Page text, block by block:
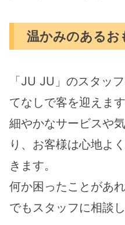
温かみのあるお
「JU JU」のスタッ
てなしで客を迎えます
細やかなサービスや
り、お客様は心地よ
きます。
何か困ったことがあ
でもスタッフに相談